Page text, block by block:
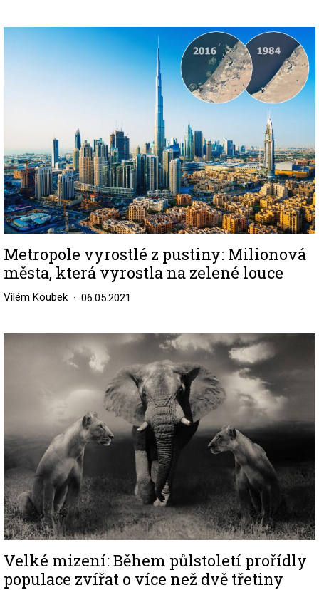
Image
Metropole vyrostlé z pustiny: Milionová
města, která vyrostla na zelené louce
Vilém Koubek 06.05.2021
Image
Velké mizení: Během půlstoletí prořídly
populace zvířat o více než dvě třetiny